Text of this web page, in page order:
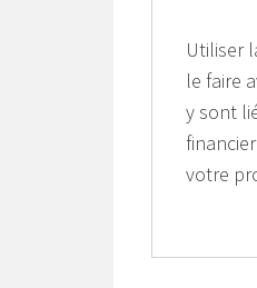
Utiliser
le faire
y sont
votre